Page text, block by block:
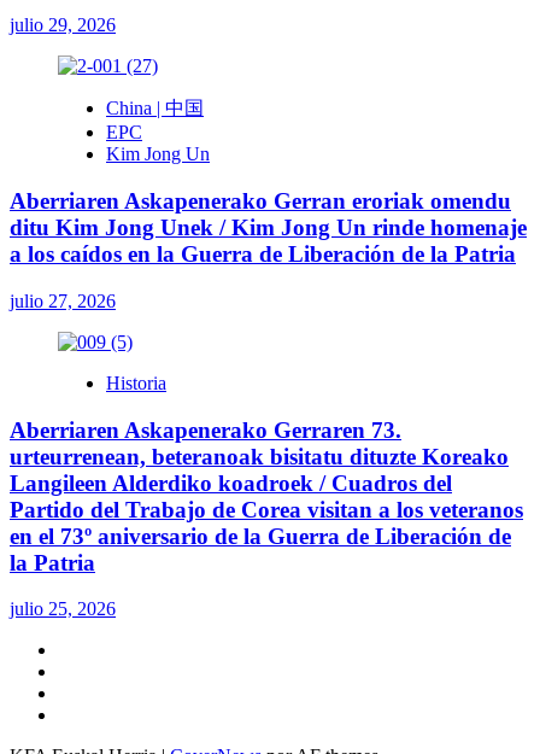
julio 29, 2026
China | 中国
EPC
Kim Jong Un
Aberriaren Askapenerako Gerran eroriak omendu
ditu Kim Jong Unek / Kim Jong Un rinde homenaje
a los caídos en la Guerra de Liberación de la Patria
julio 27, 2026
Historia
Aberriaren Askapenerako Gerraren 73.
urteurrenean, beteranoak bisitatu dituzte Koreako
Langileen Alderdiko koadroek / Cuadros del
Partido del Trabajo de Corea visitan a los veteranos
en el 73º aniversario de la Guerra de Liberación de
la Patria
julio 25, 2026